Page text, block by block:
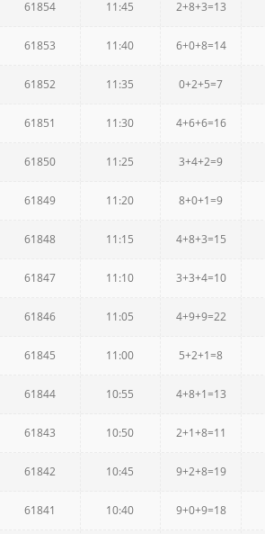
61854 11:45 2+8+3=13
61853 11:40 6+0+8=14
61852 11:35 0+2+5=7
61851 11:30 4+6+6=16
61850 11:25 3+4+2=9
61849 11:20 8+0+1=9
61848 11:15 4+8+3=15
61847 11:10 3+3+4=10
61846 11:05 4+9+9=22
61845 11:00 5+2+1=8
61844 10:55 4+8+1=13
61843 10:50 2+1+8=11
61842 10:45 9+2+8=19
61841 10:40 9+0+9=18